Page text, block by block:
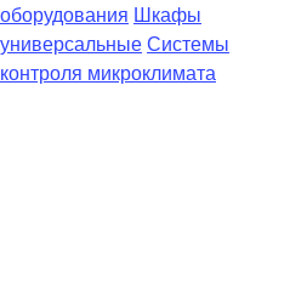
оборудования Шкафы
универсальные Системы
контроля микроклимата